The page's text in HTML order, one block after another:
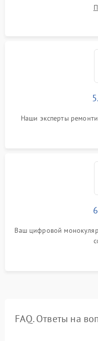
Наши эксперты
Ваш цифровой
FAQ. Ответы на